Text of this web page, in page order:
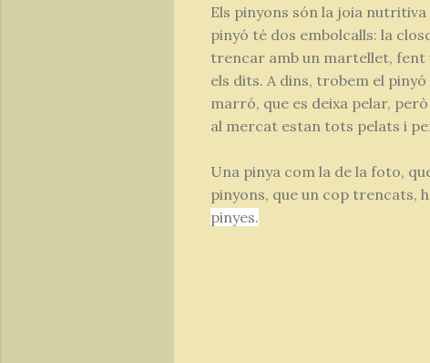
Els pinyons són la joia
pinyó té dos embolcalls: la
trencar amb un martellet, fent
els dits. A dins, trobem el
marró, que es deixa pelar,
al mercat estan tots pelats i
Una pinya com la de la foto,
pinyons, que un cop trencats,
pinyes.